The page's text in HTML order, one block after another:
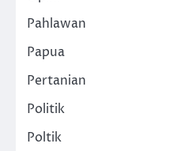
Pahlawan
Papua
Pertanian
Politik
Poltik